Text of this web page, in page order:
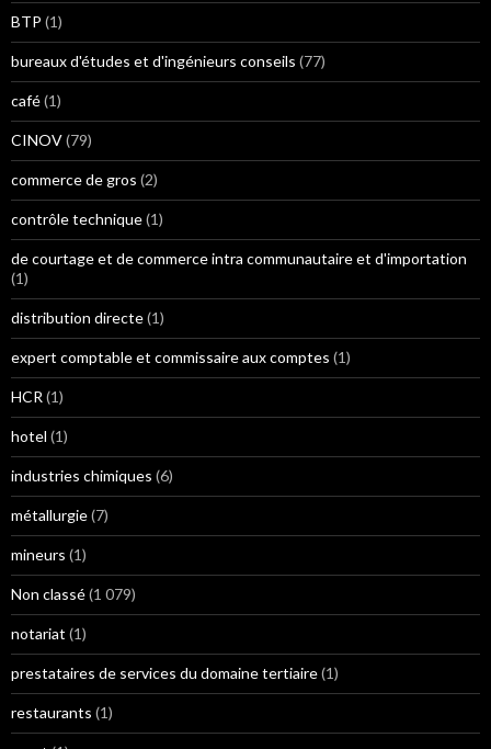
BTP (1)
bureaux d'études et d'ingénieurs conseils (77)
café(1)
CINOV(79)
commerce de gros (2)
contrôle technique(1)
de courtage et de commerce intra communautaire et d'importation
(1)
distribution directe(1)
expert comptable et commissaire aux comptes (1)
HCR (1)
hotel (1)
industries chimiques (6)
métallurgie(7)
mineurs (1)
Non classé(1 079)
notariat (1)
prestataires de services du domaine tertiaire(1)
restaurants (1)